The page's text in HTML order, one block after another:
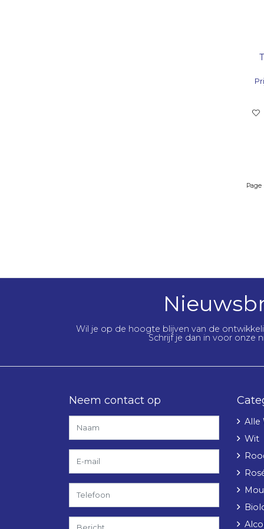
Page
Wil je op de hoogte blijven van de
Schrijf je dan in voor onze
Neem contact op
Alle
Wit